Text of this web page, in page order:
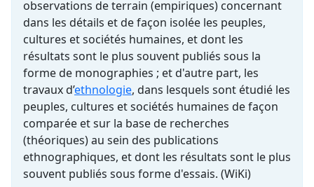
observations de terrain (empiriques) concernant
dans les détails et de façon isolée les peuples,
cultures et sociétés humaines, et dont les
résultats sont le plus souvent publiés sous la
forme de monographies ; et d'autre part, les
travaux d’ethnologie, dans lesquels sont étudié les
peuples, cultures et sociétés humaines de façon
comparée et sur la base de recherches
(théoriques) au sein des publications
ethnographiques, et dont les résultats sont le plus
souvent publiés sous forme d'essais. (WiKi)